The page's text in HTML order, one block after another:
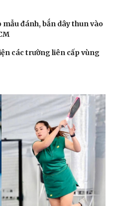
đánh, bắn dây thun vào
các trường liên cấp vùng